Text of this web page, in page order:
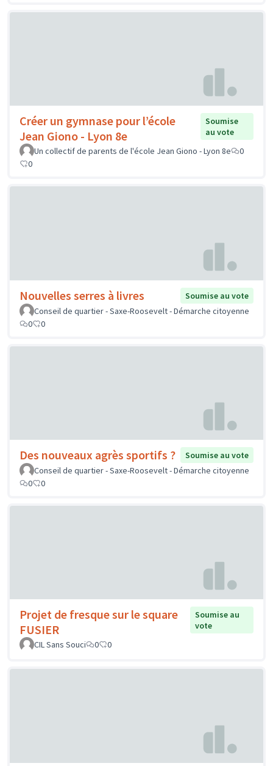
Créer un gymnase pour l’école
Jean Giono - Lyon 8e
Soumise
au vote
Un collectif de parents de l'école Jean Giono - Lyon 8e
0
0
Nouvelles serres à livres
Soumise au vote
Conseil de quartier - Saxe-Roosevelt - Démarche citoyenne
0
0
Des nouveaux agrès sportifs ?
Soumise au vote
Conseil de quartier - Saxe-Roosevelt - Démarche citoyenne
0
0
Projet de fresque sur le square
FUSIER
Soumise au
vote
CIL Sans Souci
0 0